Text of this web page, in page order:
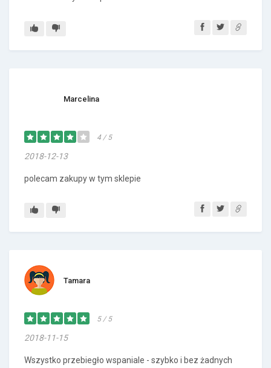
Marcelina
4 / 5
2018-12-13
polecam zakupy w tym sklepie
Tamara
5 / 5
2018-11-15
Wszystko przebiegło wspaniale - szybko i bez żadnych